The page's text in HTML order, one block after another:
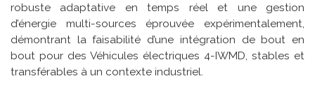
robuste adaptative en temps réel et une gestion
d’énergie multi-sources éprouvée expérimentalement,
démontrant la faisabilité d’une intégration de bout en
bout pour des Véhicules électriques 4-IWMD, stables et
transférables à un contexte industriel.